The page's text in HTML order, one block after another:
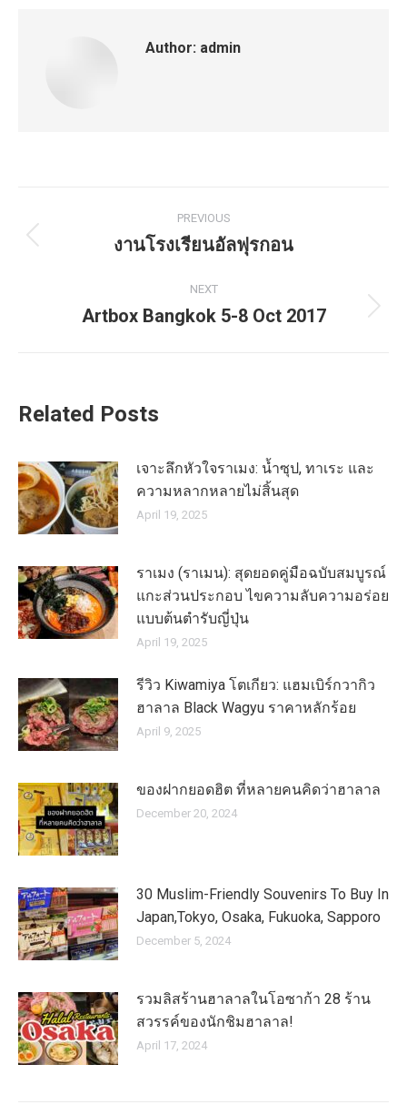
Author: admin
navigation
PREVIOUS
Previous
งานโรงเรียนอัลฟุรกอน
NEXT
Next
Artbox Bangkok 5-8 Oct 2017
Related Posts
เจาะลึกหัวใจราเมง: น้ำซุป, ทาเระ และ
ความหลากหลายไม่สิ้นสุด
April 19, 2025
ราเมง (ราเมน): สุดยอดคู่มือฉบับสมบูรณ์
แกะส่วนประกอบ ไขความลับความอร่อย
แบบต้นตำรับญี่ปุ่น
April 19, 2025
รีวิว Kiwamiya โตเกียว: แฮมเบิร์กวากิว
ฮาลาล Black Wagyu ราคาหลักร้อย
April 9, 2025
ของฝากยอดฮิต ที่หลายคนคิดว่าฮาลาล
December 20, 2024
30 Muslim-Friendly Souvenirs To Buy In
Japan,Tokyo, Osaka, Fukuoka, Sapporo
December 5, 2024
รวมลิสร้านฮาลาลในโอซาก้า 28 ร้าน
สวรรค์ของนักชิมฮาลาล!
April 17, 2024